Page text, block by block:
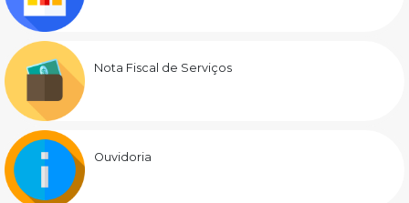
Nota Fiscal de Serviços
Ouvidoria